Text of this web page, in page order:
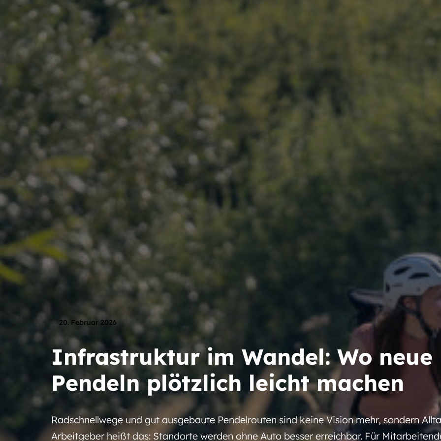
20. Februar 2026
Infrastruktur im Wandel: Wo neue
Pendeln plötzlich leicht machen
Radschnellwege und gut ausgebaute Pendelrouten sind keine Vision mehr, sondern
Arbeitgeber heißt das: Standorte werden ohne Auto besser erreichbar. Für